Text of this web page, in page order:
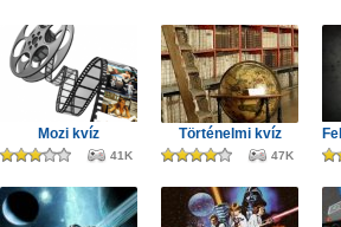
Mozi kvíz
41K
Történelmi kvíz
47K